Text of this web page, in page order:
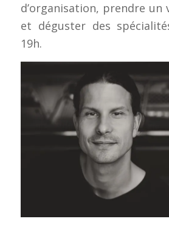
d’organisation, prendre un
et déguster des
19h.